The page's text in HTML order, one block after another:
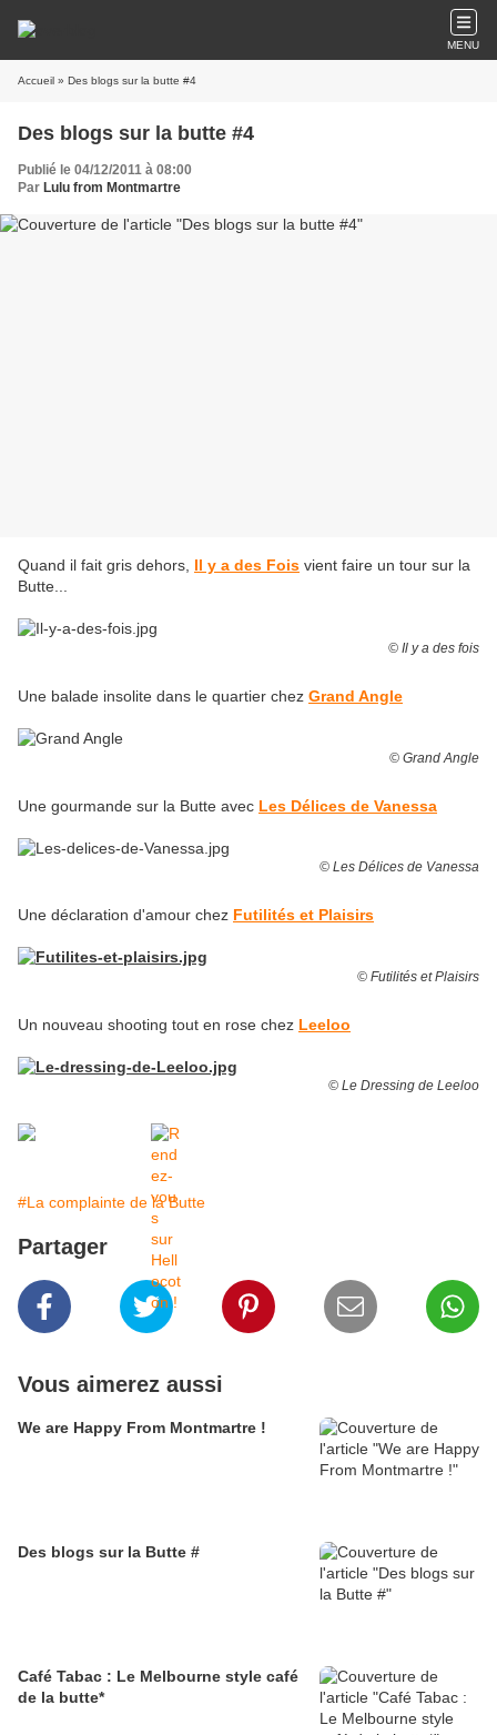
MENU
Accueil » Des blogs sur la butte #4
Des blogs sur la butte #4
Publié le 04/12/2011 à 08:00
Par Lulu from Montmartre
Quand il fait gris dehors, Il y a des Fois vient faire un tour sur la
Butte...
© Il y a des fois
Une balade insolite dans le quartier chez Grand Angle
© Grand Angle
Une gourmande sur la Butte avec Les Délices de Vanessa
© Les Délices de Vanessa
Une déclaration d'amour chez Futilités et Plaisirs
© Futilités et Plaisirs
Un nouveau shooting tout en rose chez Leeloo
© Le Dressing de Leeloo
#La complainte de la Butte
Partager
Vous aimerez aussi
We are Happy From Montmartre !
Des blogs sur la Butte #
Café Tabac : Le Melbourne style café
de la butte*